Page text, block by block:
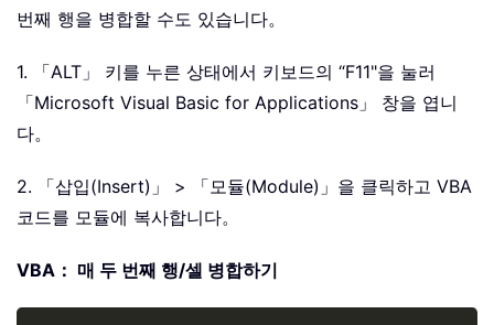
번째 행을 병합할 수도 있습니다。
1. 「ALT」 키를 누른 상태에서 키보드의 “F11"을 눌러
「Microsoft Visual Basic for Applications」 창을 엽니
다。
2. 「삽입(Insert)」 > 「모듈(Module)」을 클릭하고 VBA
코드를 모듈에 복사합니다。
VBA： 매 두 번째 행/셀 병합하기